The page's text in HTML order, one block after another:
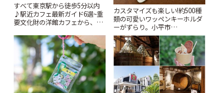
すべて東京駅から徒歩5分以内
♪駅近カフェ最新ガイド6選~重
要文化財の洋館カフェから、改
りっぷ
カスタマイズも楽しい!約500種
類の可愛いワッペンキーホルダ
ーがずらり。小平市
「Kimamaya T&K」 | ことりっ
ぷ